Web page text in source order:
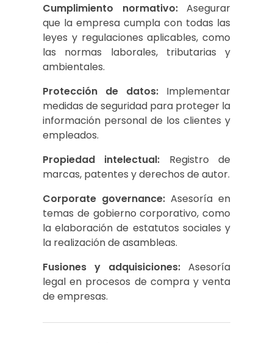
Cumplimiento normativo:Asegurar
que la empresa cumpla con todas las
leyes y regulaciones aplicables, como
las normas laborales, tributarias y
ambientales.
Protección de datos: Implementar
medidas de seguridad para proteger la
información personal de los clientes y
empleados.
Propiedad intelectual: Registro de
marcas, patentes y derechos de autor.
Corporate governance: Asesoría en
temas de gobierno corporativo, como
la elaboración de estatutos sociales y
la realización de asambleas.
Fusiones y adquisiciones: Asesoría
legal en procesos de compra y venta
de empresas.